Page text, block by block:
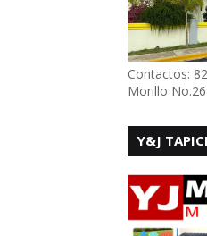
Contactos:
Morillo
Y&J